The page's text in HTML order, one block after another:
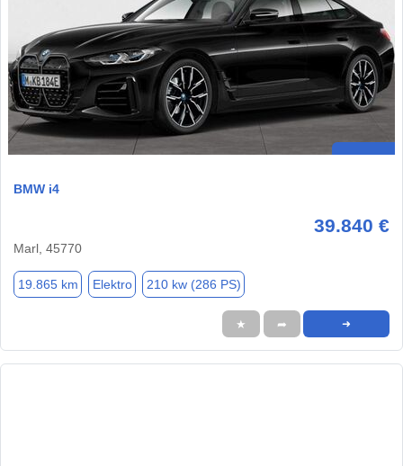
BMW i4
39.840 €
Marl, 45770
19.865 km Elektro 210 kw (286 PS)
★ ➦ ➜